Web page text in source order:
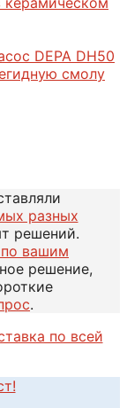
DEPA DН50
смолу
разных
решений.
вашим
решение,
.
по всей